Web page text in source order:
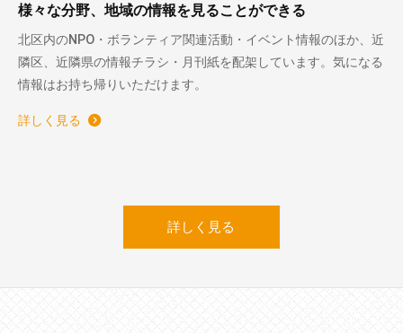
様々な分野、地域の情報を見ることができる
北区内のNPO・ボランティア関連活動・イベント情報のほか、近
隣区、近隣県の情報チラシ・月刊紙を配架しています。気になる
情報はお持ち帰りいただけます。
詳しく見る
詳しく見る